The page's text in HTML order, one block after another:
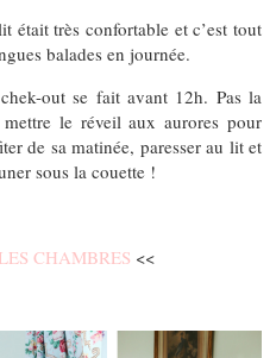
était très confortable et c’est tout
balades en journée.
out se fait avant 12h. Pas la
le réveil aux aurores pour
de sa matinée, paresser au lit et
sous la couette !
CHAMBRES <<